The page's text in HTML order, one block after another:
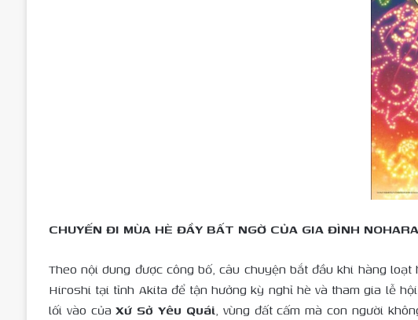
CHUYẾN ĐI MÙA HÈ ĐẦY BẤT NGỜ CỦA GIA ĐÌNH NOHARA
Theo nội dung được công bố, câu chuyện bắt đầu khi hàng
Hiroshi tại tỉnh Akita để tận hưởng kỳ nghỉ hè và tham gia lễ
lối vào củaXứ Sở Yêu Quái, vùng đất cấm mà con người